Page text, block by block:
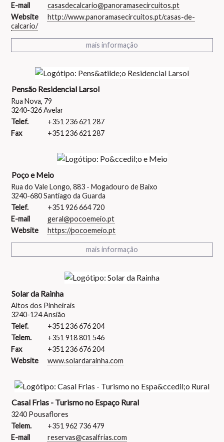
E-mail
casasdecalcario@panoramasecircuitos.pt
Website
http://www.panoramasecircuitos.pt/casas-de-
calcario/
mais informação
Pensão Residencial Larsol
Rua Nova, 79
3240-326 Avelar
Telef.
+351 236 621 287
Fax
+351 236 621 287
Poço e Meio
Rua do Vale Longo, 883 - Mogadouro de Baixo
3240-680 Santiago da Guarda
Telef.
+351 926 664 720
E-mail
geral@pocoemeio.pt
Website
https://pocoemeio.pt
mais informação
Solar da Rainha
Altos dos Pinheirais
3240-124 Ansião
Telef.
+351 236 676 204
Telem.
+351 918 801 546
Fax
+351 236 676 204
Website
www.solardarainha.com
Casal Frias - Turismo no Espaço Rural
3240 Pousaflores
Telem.
+351 962 736 479
E-mail
reservas@casalfrias.com